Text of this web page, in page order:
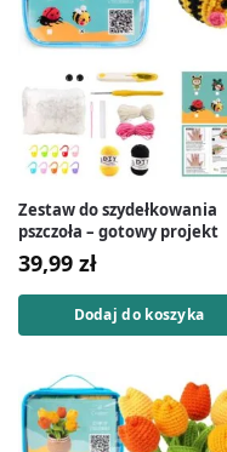
Zestaw do szydełkowania
pszczoła – gotowy projekt
39,99 zł
Dodaj do koszyka